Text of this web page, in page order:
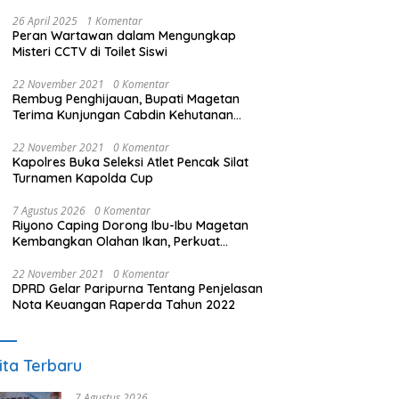
26 April 2025 1 Komentar
Peran Wartawan dalam Mengungkap
Misteri CCTV di Toilet Siswi
22 November 2021 0 Komentar
Rembug Penghijauan, Bupati Magetan
Terima Kunjungan Cabdin Kehutanan
22 November 2021 0 Komentar
Kapolres Buka Seleksi Atlet Pencak Silat
Turnamen Kapolda Cup
7 Agustus 2026 0 Komentar
Riyono Caping Dorong Ibu-Ibu Magetan
Kembangkan Olahan Ikan, Perkuat
22 November 2021 0 Komentar
DPRD Gelar Paripurna Tentang Penjelasan
Nota Keuangan Raperda Tahun 2022
Terbaru